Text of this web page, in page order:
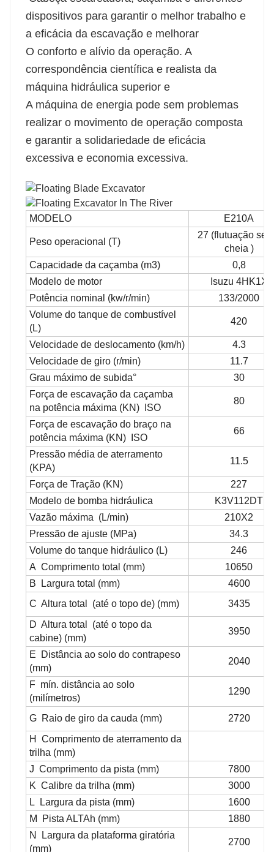
dispositivos para garantir o melhor trabalho e
a eficácia da escavação e melhorar
O conforto e alívio da operação. A
correspondência científica e realista da
máquina hidráulica superior e
A máquina de energia pode sem problemas
realizar o movimento de operação composta
e garantir a solidariedade de eficácia
excessiva e economia excessiva.
MODELO E210A
Peso operacional (T)
27 (flutuação
cheia )
Capacidade da caçamba (m3)
0,8
Modelo de motor
Isuzu 4HK1X
Potência nominal (kw/r/min)
133/2000
Volume do tanque de combustível
(L)
420
Velocidade de deslocamento (km/h)
4.3
Velocidade de giro (r/min)
11.7
Grau máximo de subida°
30
Força de escavação da caçamba
na potência máxima (KN) ISO
80
Força de escavação do braço na
potência máxima (KN) ISO
66
Pressão média de aterramento
(KPA)
11.5
Força de Tração (KN)
227
Modelo de bomba hidráulica
K3V112DT
Vazão máxima (L/min)
210X2
Pressão de ajuste (MPa)
34.3
Volume do tanque hidráulico (L)
246
A Comprimento total (mm)
10650
B Largura total (mm)
4600
C Altura total (até o topo de) (mm)
3435
D Altura total (até o topo da
cabine) (mm)
3950
E Distância ao solo do contrapeso
(mm)
2040
F mín. distância ao solo
(milímetros)
1290
G Raio de giro da cauda (mm)
2720
H Comprimento de aterramento da
trilha (mm)
J Comprimento da pista (mm)
7800
K Calibre da trilha (mm)
3000
L Largura da pista (mm)
1600
M Pista ALTAh (mm)
1880
N Largura da plataforma giratória
(mm)
2700